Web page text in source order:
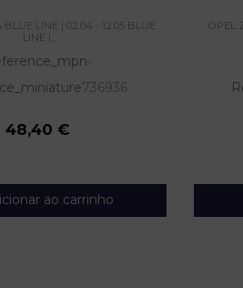
LINE | 02.04 - 12.05 BLUE
LINE |...
-
736936
48,40 €
ao carrinho
OPEL